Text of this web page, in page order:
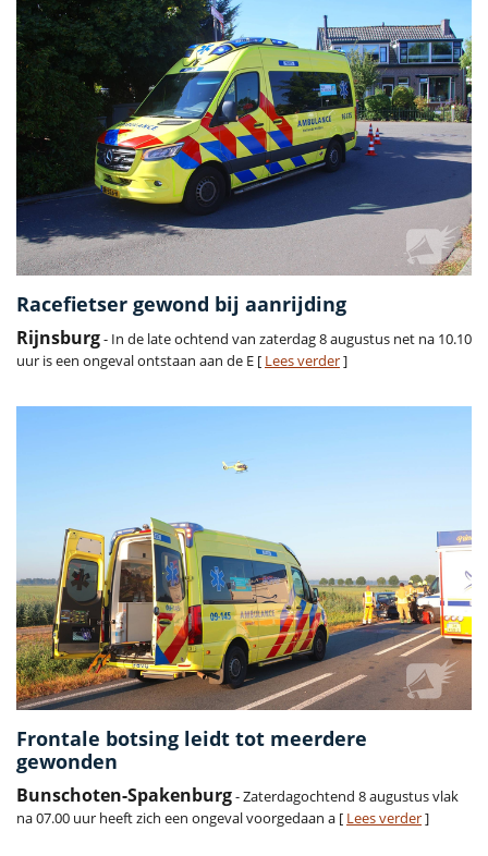
Racefietser gewond bij aanrijding
Rijnsburg- In de late ochtend van zaterdag 8 augustus net na 10.10
uur is een ongeval ontstaan aan de E [ Lees verder]
Frontale botsing leidt tot meerdere
gewonden
Bunschoten-Spakenburg- Zaterdagochtend 8 augustus vlak
na 07.00 uur heeft zich een ongeval voorgedaan a [ Lees verder]